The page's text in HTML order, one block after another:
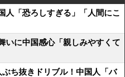
人「恐ろしすぎる」「人間にこ
いに中国感心「親しみやすくて
ち抜きドリブル！中国人「バ